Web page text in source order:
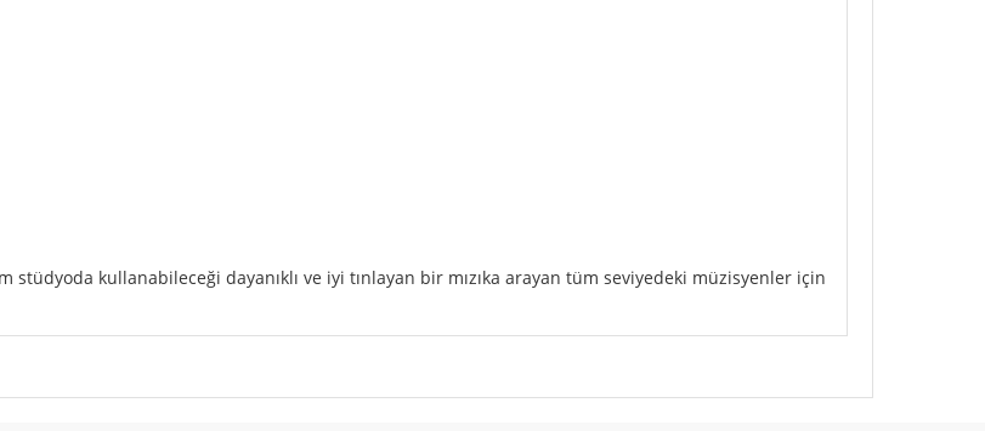
kullanabileceği dayanıklı ve iyi tınlayan bir mızıka arayan tüm seviyedeki müzisyenler için